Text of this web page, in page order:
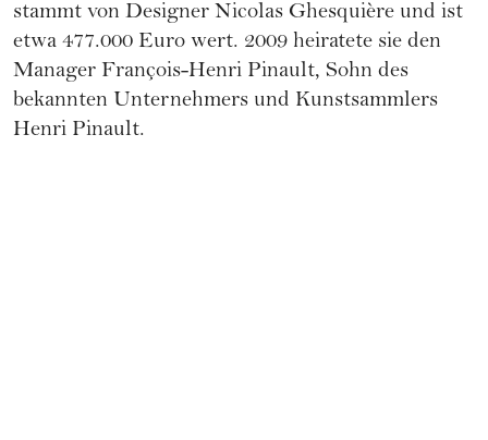
stammt von Designer Nicolas Ghesquière und ist
etwa 477.000 Euro wert. 2009 heiratete sie den
Manager François-Henri Pinault, Sohn des
bekannten Unternehmers und Kunstsammlers
Henri Pinault.